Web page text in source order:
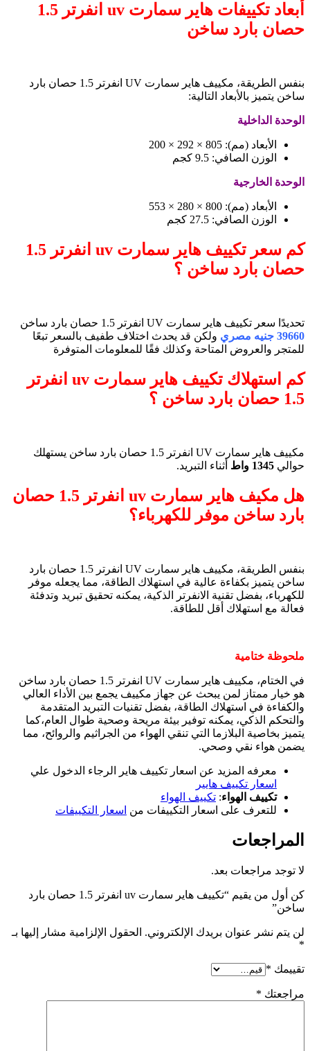
أبعاد تكييفات هاير سمارت uv انفرتر 1.5
حصان بارد ساخن
بنفس الطريقة، مكييف هاير سمارت UV انفرتر 1.5 حصان بارد
ساخن يتميز بالأبعاد التالية:
الوحدة الداخلية
الأبعاد (مم): 805 × 292 × 200
الوزن الصافي: 9.5 كجم
الوحدة الخارجية
الأبعاد (مم): 800 × 280 × 553
الوزن الصافي: 27.5 كجم
كم سعر تكييف هاير سمارت uv انفرتر 1.5
حصان بارد ساخن ؟
تحديدًا سعر تكييف هاير سمارت UV انفرتر 1.5 حصان بارد ساخن
39660 جنيه مصري
ولكن قد يحدث اختلاف طفيف بالسعر تبعًا
للمتجر والعروض المتاحة وكذلك فقًا للمعلومات المتوفرة
كم استهلاك تكييف هاير سمارت uv انفرتر
1.5 حصان بارد ساخن ؟
مكييف هاير سمارت UV انفرتر 1.5 حصان بارد ساخن يستهلك
حوالي 1345 واط أثناء التبريد.
هل مكيف هاير سمارت uv انفرتر 1.5 حصان
بارد ساخن موفر للكهرباء؟
بنفس الطريقة، مكييف هاير سمارت UV انفرتر 1.5 حصان بارد
ساخن يتميز بكفاءة عالية في استهلاك الطاقة، مما يجعله موفر
للكهرباء، بفضل تقنية الانفرتر الذكية، يمكنه تحقيق تبريد وتدفئة
فعالة مع استهلاك أقل للطاقة.
ملحوظة ختامية
في الختام، مكييف هاير سمارت UV انفرتر 1.5 حصان بارد ساخن
هو خيار ممتاز لمن يبحث عن جهاز مكييف يجمع بين الأداء العالي
والكفاءة في استهلاك الطاقة، بفضل تقنيات التبريد المتقدمة
والتحكم الذكي، يمكنه توفير بيئة مريحة وصحية طوال العام،كما
يتميز بخاصية البلازما التي تنقي الهواء من الجراثيم والروائح، مما
يضمن هواء نقي وصحي.
معرفه المزيد عن اسعار تكييف هاير الرجاء الدخول علي
اسعار تكييف هايير
تكييف الهواء: تكييف الهواء
للتعرف على اسعار التكييفات من اسعار التكييفات
المراجعات
لا توجد مراجعات بعد.
كن أول من يقيم “تكييف هاير سمارت uv انفرتر 1.5 حصان بارد
ساخن”
لن يتم نشر عنوان بريدك الإلكتروني. الحقول الإلزامية مشار إليها بـ
*
تقييمك *
مراجعتك *